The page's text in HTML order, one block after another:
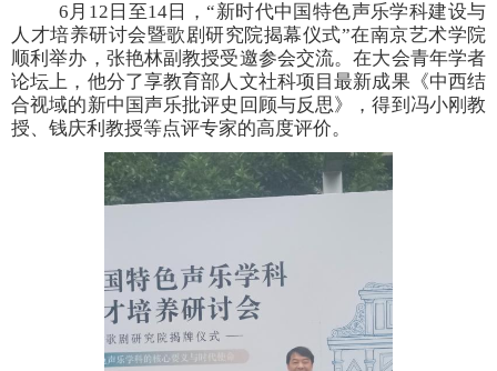
6月12日至14日，“新时代中国特色声乐学科建设与
人才培养研讨会暨歌剧研究院揭幕仪式”在南京艺术学院
顺利举办，张艳林副教授受邀参会交流。在大会青年学者
论坛上，他分了享教育部人文社科项目最新成果《中西结
合视域的新中国声乐批评史回顾与反思》，得到冯小刚教
授、钱庆利教授等点评专家的高度评价。